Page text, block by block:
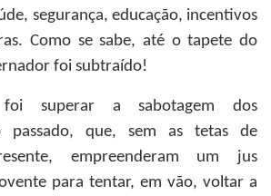
segurança, educação, incentivos
Como se sabe, até o tapete do
foi subtraído!
superar a sabotagem dos
passado, que, sem as tetas de
empreenderam um jus
para tentar, em vão, voltar a